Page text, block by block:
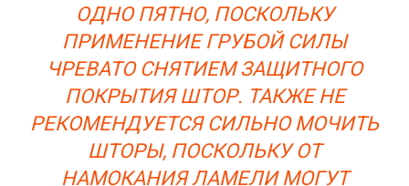
ОДНО ПЯТНО, ПОСКОЛЬКУ
ПРИМЕНЕНИЕ ГРУБОЙ СИЛЫ
ЧРЕВАТО СНЯТИЕМ ЗАЩИТНОГО
ПОКРЫТИЯ ШТОР. ТАКЖЕ НЕ
РЕКОМЕНДУЕТСЯ СИЛЬНО МОЧИТЬ
ШТОРЫ, ПОСКОЛЬКУ ОТ
НАМОКАНИЯ ЛАМЕЛИ МОГУТ